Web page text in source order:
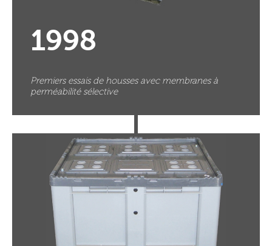
1998
Premiers essais de housses avec membranes à
perméabilité sélective